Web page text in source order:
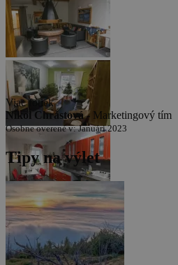
Viac fotiek
Nikol Chrástová - Marketingový tím
Osobne overené v: Januári 2023
Tipy na výlet